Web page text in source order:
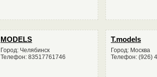
MODELS
Город: Челябинск
Телефон: 83517761746
T.models
Город: Москва
Телефон: (926)